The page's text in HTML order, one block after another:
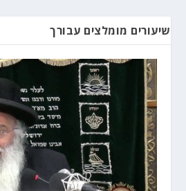
שיעורים מומלצים עבורך